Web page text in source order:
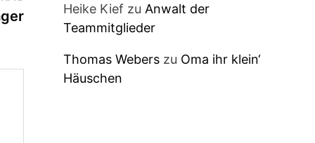
Beitrag:Heike Kief zu Anwalt der
Teammitglieder
Thomas Weberszu Oma ihr klein‘
Häuschen